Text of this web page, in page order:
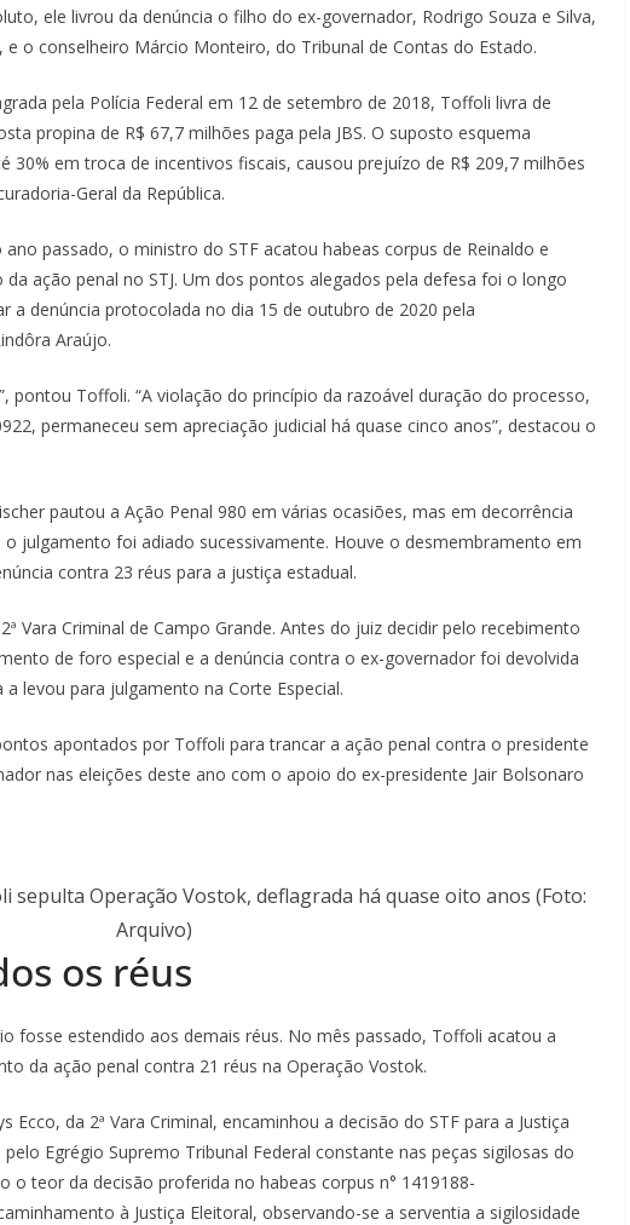
ele livrou da denúncia o filho do ex-governador, Rodrigo Souza e Silva,
o conselheiro Márcio Monteiro, do Tribunal de Contas do Estado.
pela Polícia Federal em 12 de setembro de 2018, Toffoli livra de
propina de R$ 67,7 milhões paga pela JBS. O suposto esquema
30% em troca de incentivos fiscais, causou prejuízo de R$ 209,7 milhões
Geral da República.
passado, o ministro do STF acatou habeas corpus de Reinaldo e
ação penal no STJ. Um dos pontos alegados pela defesa foi o longo
a denúncia protocolada no dia 15 de outubro de 2020 pela
Araújo.
pontou Toffoli. “A violação do princípio da razoável duração do processo,
permaneceu sem apreciação judicial há quase cinco anos”, destacou o
pautou a Ação Penal 980 em várias ocasiões, mas em decorrência
julgamento foi adiado sucessivamente. Houve o desmembramento em
contra 23 réus para a justiça estadual.
Vara Criminal de Campo Grande. Antes do juiz decidir pelo recebimento
de foro especial e a denúncia contra o ex-governador foi devolvida
a levou para julgamento na Corte Especial.
apontados por Toffoli para trancar a ação penal contra o presidente
nas eleições deste ano com o apoio do ex-presidente Jair Bolsonaro
sepulta Operação Vostok, deflagrada há quase oito anos (Foto:
Arquivo)
os réus
fosse estendido aos demais réus. No mês passado, Toffoli acatou a
da ação penal contra 21 réus na Operação Vostok.
Ecco, da 2ª Vara Criminal, encaminhou a decisão do STF para a Justiça
Egrégio Supremo Tribunal Federal constante nas peças sigilosas do
o teor da decisão proferida no habeas corpus n° 1419188-
à Justiça Eleitoral, observando-se a serventia a sigilosidade